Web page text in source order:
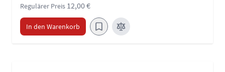
Regulärer Preis 12,00 €
In den Warenkorb